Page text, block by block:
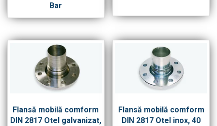
Bar
Flansă mobilă comform
DIN 2817 Otel galvanizat,
Flansă mobilă comform
DIN 2817 Otel inox, 40